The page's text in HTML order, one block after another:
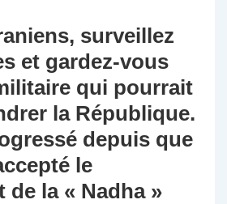
surveillez
et gardez-vous
qui pourrait
la République.
depuis que
le
de la « Nadha »